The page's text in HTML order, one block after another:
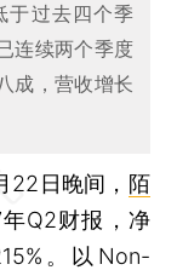
于过去四个季
连续两个季度
成，营收增长
22日晚间， 陌
年Q2财报，净
。以Non-